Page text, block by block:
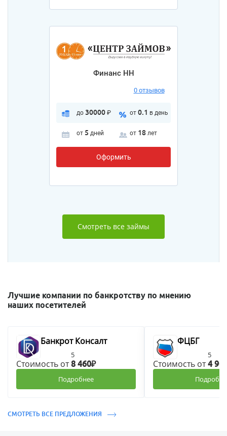
Финанс НН
0 отзывов
до 30000 ₽ от 0.1 в день
от 5 дней от 18 лет
Оформить
Смотреть все займы
Лучшие компании по банкротству по мнению
наших посетителей
Банкрот Консалт
5
Стоимость от8 460₽
Подробнее
ФЦБГ
5
Стоимость от4
СМОТРЕТЬ ВСЕ ПРЕДЛОЖЕНИЯ